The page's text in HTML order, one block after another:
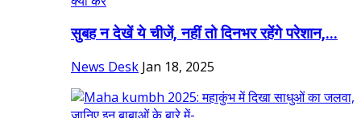
सुबह न देखें ये चीजें, नहीं तो दिनभर रहेंगे परेशान,...
News Desk Jan 18, 2025